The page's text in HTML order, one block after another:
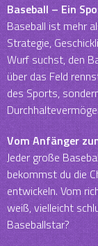
Baseball – Ein
Baseball ist mehr
Strategie,
Wurf suchst, den
über das Feld
des Sports,
Vom Anfänger
Jeder große
bekommst du die
entwickeln. Vom
weiß, vielleicht
Baseballstar?